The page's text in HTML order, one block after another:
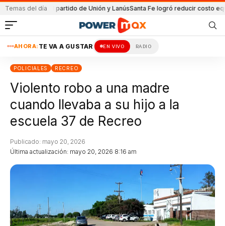
Temas del día
en el partido de Unión y LanúsSanta Fe logró reducir costo
AHORA: TE VA A GUSTAR EN VIVO RADIO
POLICIALES RECREO
Violento robo a una madre
cuando llevaba a su hijo a la
escuela 37 de Recreo
Última actualización: mayo 20, 2026 8:16 am
Publicado: mayo 20, 2026